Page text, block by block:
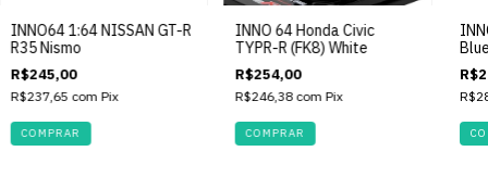
INNO64 1:64 NISSAN GT-R
R35 Nismo
R$245,00
R$237,65 com Pix
INNO 64 Honda Civic
TYPR-R (FK8) White
R$254,00
R$246,38 com Pix